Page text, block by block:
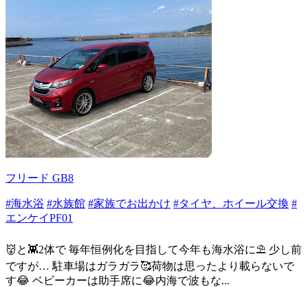
フリード GB8
#海水浴 #水族館 #家族でお出かけ #タイヤ、ホイール交換 #
エンケイPF01
👹と👾2体で 毎年恒例化を目指して今年も海水浴に⛱️ 少し前
ですが… 駐車場はガラガラ🥰荷物は思ったより載らないで
す😂 ベビーカーは助手席に😂内海で波もな...